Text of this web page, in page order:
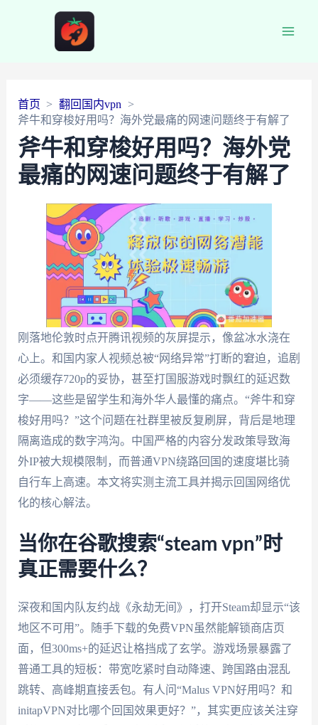
首页
翻回国内vpn
斧牛和穿梭好用吗？海外党最痛的网速问题终于有解了
斧牛和穿梭好用吗？海外党
最痛的网速问题终于有解了
刚落地伦敦时点开腾讯视频的灰屏提示，像盆冰水浇在
心上。和国内家人视频总被“网络异常”打断的窘迫，追剧
必须缓存720p的妥协，甚至打国服游戏时飘红的延迟数
字——这些是留学生和海外华人最懂的痛点。“斧牛和穿
梭好用吗？”这个问题在社群里被反复刷屏，背后是地理
隔离造成的数字鸿沟。中国严格的内容分发政策导致海
外IP被大规模限制，而普通VPN绕路回国的速度堪比骑
自行车上高速。本文将实测主流工具并揭示回国网络优
化的核心解法。
当你在谷歌搜索“steam vpn”时
真正需要什么？
深夜和国内队友约战《永劫无间》，打开Steam却显示“该
地区不可用”。随手下载的免费VPN虽然能解锁商店页
面，但300ms+的延迟让格挡成了玄学。游戏场景暴露了
普通工具的短板：带宽吃紧时自动降速、跨国路由混乱
跳转、高峰期直接丢包。有人问“Malus VPN好用吗？和
initapVPN对比哪个回国效果更好？”，其实更应该关注穿